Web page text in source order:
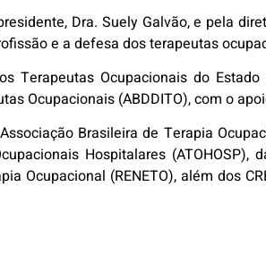
Dra. Suely Galvão, e pela
e a defesa dos terapeutas
Terapeutas Ocupacionais do
Ocupacionais (ABDDITO), com o
Brasileira de Terapia
Hospitalares
Ocupacional (RENETO), além dos